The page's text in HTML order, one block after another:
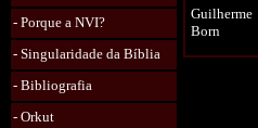
- Porque a NVI?
- Singularidade da Bíblia
- Bibliografia
- Orkut
Guilherme
Born